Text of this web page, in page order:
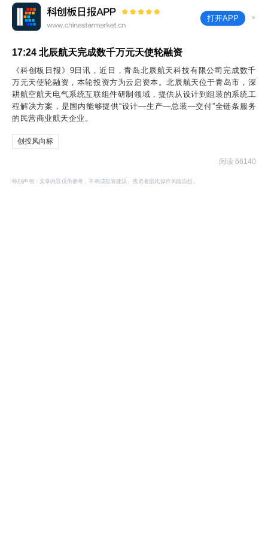
打开APP ×
17:24 北辰航天完成数千万元天使轮融资
《科创板日报》9日讯，近日，青岛北辰航天科技有限公司完成数千
万元天使轮融资，本轮投资方为云启资本。北辰航天位于青岛市，深
耕航空航天电气系统互联组件研制领域，提供从设计到组装的系统工
程解决方案，是国内能够提供“设计—生产—总装—交付”全链条服务
的民营商业航天企业。
创投风向标
阅读 66140
特别声明：文章内容仅供参考，不构成投资建议。投资者据此操作风险自担。